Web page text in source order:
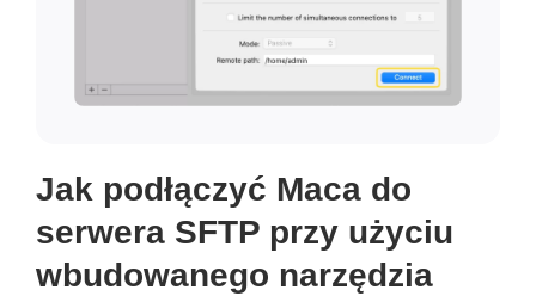
Jak podłączyć Maca do
serwera SFTP przy użyciu
wbudowanego narzędzia